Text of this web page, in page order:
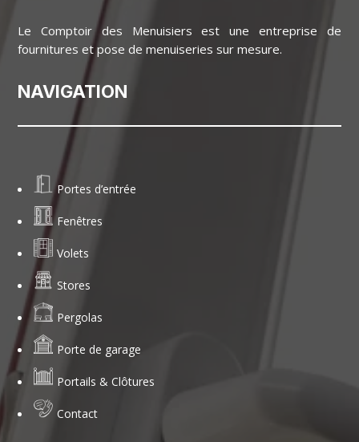
Le Comptoir des Menuisiers est une entreprise de
fournitures et pose de menuiseries sur mesure.
NAVIGATION
Portes d’entrée
Fenêtres
Volets
Stores
Pergolas
Porte de garage
Portails & Clôtures
Contact